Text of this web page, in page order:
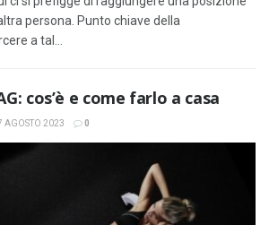
persona. Punto chiave della
a tal...
cos’è e come farlo a casa
AGOSTO 2023 0